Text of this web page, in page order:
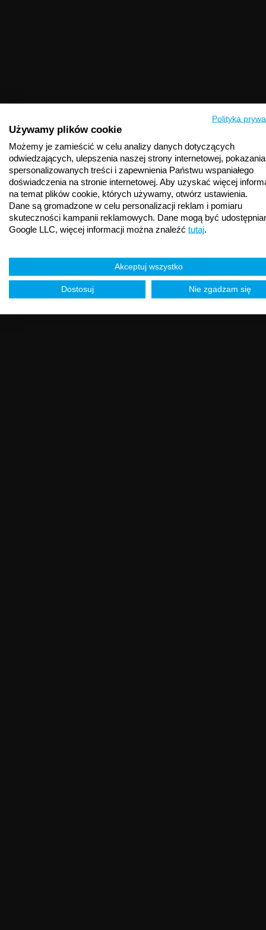
Polityka
Używamy plików cookie
Możemy je zamieścić w celu analizy danych dotyczących
odwiedzających, ulepszenia naszej strony internetowej, pokazania
spersonalizowanych treści i zapewnienia Państwu wspaniałego
doświadczenia na stronie internetowej. Aby uzyskać więcej
na temat plików cookie, których używamy, otwórz ustawienia.
Dane są gromadzone w celu personalizacji reklam i pomiaru
skuteczności kampanii reklamowych. Dane mogą być
Google LLC, więcej informacji można znaleźć tutaj.
Akceptuj wszystko
Dostosuj Nie zgadzam się